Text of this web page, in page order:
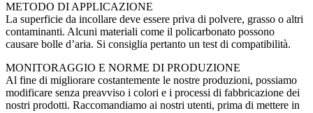
METODO DI APPLICAZIONE
La superficie da incollare deve essere priva di polvere, grasso o altri
contaminanti. Alcuni materiali come il policarbonato possono
causare bolle d’aria. Si consiglia pertanto un test di compatibilità.
MONITORAGGIO E NORME DI PRODUZIONE
Al fine di migliorare costantemente le nostre produzioni, possiamo
modificare senza preavviso i colori e i processi di fabbricazione dei
nostri prodotti. Raccomandiamo ai nostri utenti, prima di mettere in